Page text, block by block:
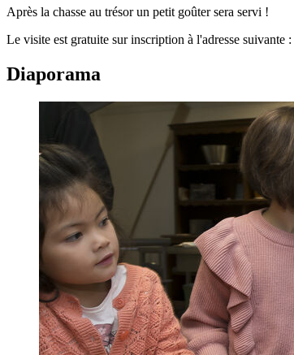
Après la chasse au trésor un petit goûter sera servi !
Le visite est gratuite sur inscription à l'adresse suivante :
Diaporama